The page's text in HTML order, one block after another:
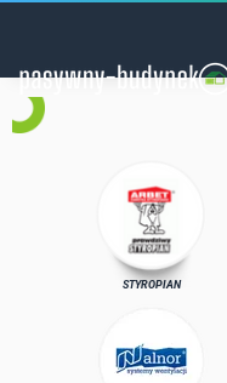
STYROPIAN